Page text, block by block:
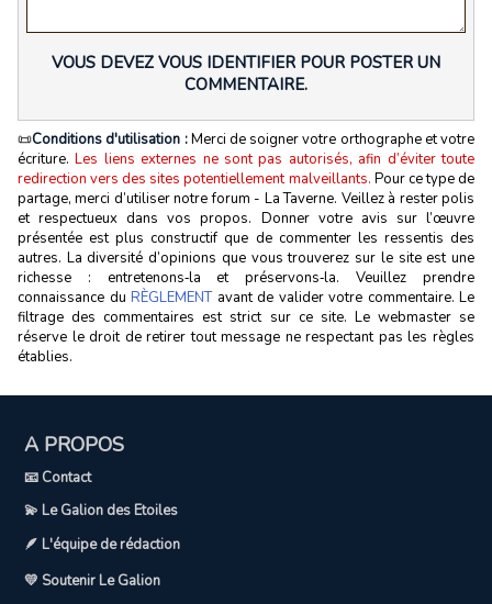
VOUS DEVEZ VOUS IDENTIFIER POUR POSTER UN
COMMENTAIRE.
📜Conditions d'utilisation :Merci de soigner votre orthographe et votre
écriture.Les liens externes ne sont pas autorisés, afin d’éviter toute
redirection vers des sites potentiellement malveillants. Pour ce type de
partage, merci d’utiliser notre forum - La Taverne. Veillez à rester polis
et respectueux dans vos propos. Donner votre avis sur l’œuvre
présentée est plus constructif que de commenter les ressentis des
autres. La diversité d’opinions que vous trouverez sur le site est une
richesse : entretenons‑la et préservons‑la. Veuillez prendre
connaissance du RÈGLEMENTavant de valider votre commentaire. Le
filtrage des commentaires est strict sur ce site. Le webmaster se
réserve le droit de retirer tout message ne respectant pas les règles
établies.
A PROPOS
📧 Contact
💫 Le Galion des Etoiles
🪶 L'équipe de rédaction
💛 Soutenir Le Galion